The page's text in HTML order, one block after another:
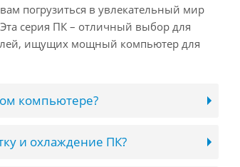
погрузиться в увлекательный мир
серия ПК – отличный выбор для
ищущих мощный компьютер для
компьютере?
и охлаждение ПК?